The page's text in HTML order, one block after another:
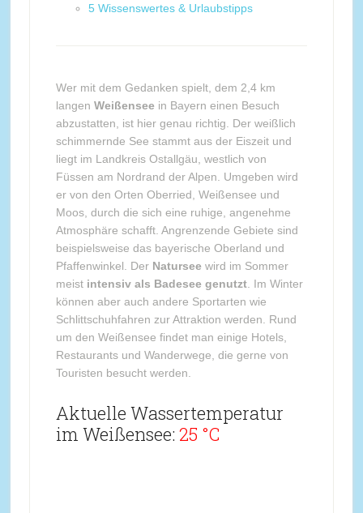
5 Wissenswertes & Urlaubstipps
Wer mit dem Gedanken spielt, dem 2,4 km
langen Weißensee in Bayern einen Besuch
abzustatten, ist hier genau richtig. Der weißlich
schimmernde See stammt aus der Eiszeit und
liegt im Landkreis Ostallgäu, westlich von
Füssen am Nordrand der Alpen. Umgeben wird
er von den Orten Oberried, Weißensee und
Moos, durch die sich eine ruhige, angenehme
Atmosphäre schafft. Angrenzende Gebiete sind
beispielsweise das bayerische Oberland und
Pfaffenwinkel. Der Natursee wird im Sommer
meist intensiv als Badesee genutzt. Im Winter
können aber auch andere Sportarten wie
Schlittschuhfahren zur Attraktion werden. Rund
um den Weißensee findet man einige Hotels,
Restaurants und Wanderwege, die gerne von
Touristen besucht werden.
Aktuelle Wassertemperatur
im Weißensee: 25 °C